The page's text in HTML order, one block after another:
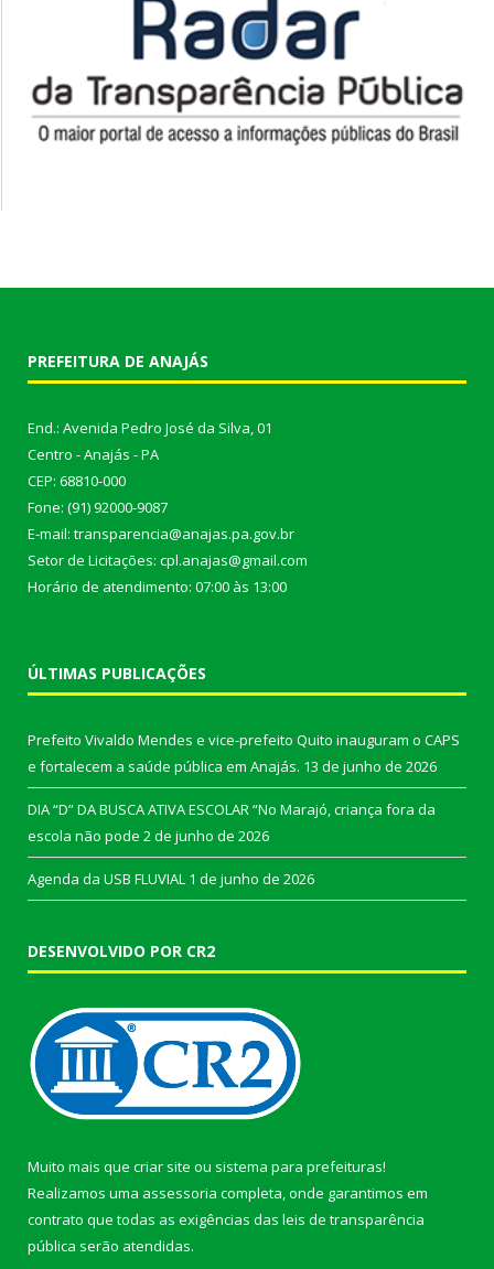
PREFEITURA DE ANAJÁS
End.: Avenida Pedro José da Silva, 01
Centro - Anajás - PA
CEP: 68810-000
Fone: (91) 92000-9087
E-mail: transparencia@anajas.pa.gov.br
Setor de Licitações: cpl.anajas@gmail.com
Horário de atendimento: 07:00 às 13:00
ÚLTIMAS PUBLICAÇÕES
Prefeito Vivaldo Mendes e vice-prefeito Quito inauguram o CAPS
e fortalecem a saúde pública em Anajás. 13 de junho de 2026
DIA “D” DA BUSCA ATIVA ESCOLAR “No Marajó, criança fora da
escola não pode 2 de junho de 2026
Agenda da USB FLUVIAL 1 de junho de 2026
DESENVOLVIDO POR CR2
Muito mais que criar site ou sistema para prefeituras!
Realizamos uma assessoria completa, onde garantimos em
contrato que todas as exigências das leis de transparência
pública serão atendidas.